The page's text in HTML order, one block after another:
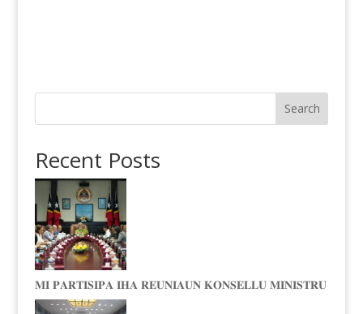
Search
Recent Posts
𝐌𝐈 𝐏𝐀𝐑𝐓𝐈𝐒𝐈𝐏𝐀 𝐈𝐇𝐀 𝐑𝐄𝐔𝐍𝐈𝐀𝐔𝐍 𝐊𝐎𝐍𝐒𝐄𝐋𝐋𝐔 𝐌𝐈𝐍𝐈𝐒𝐓𝐑𝐔